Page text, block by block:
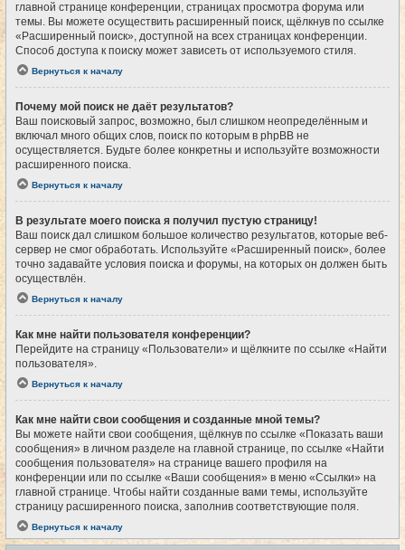
главной странице конференции, страницах просмотра форума или
темы. Вы можете осуществить расширенный поиск, щёлкнув по ссылке
«Расширенный поиск», доступной на всех страницах конференции.
Способ доступа к поиску может зависеть от используемого стиля.
Вернуться к началу
Почему мой поиск не даёт результатов?
Ваш поисковый запрос, возможно, был слишком неопределённым и
включал много общих слов, поиск по которым в phpBB не
осуществляется. Будьте более конкретны и используйте возможности
расширенного поиска.
Вернуться к началу
В результате моего поиска я получил пустую страницу!
Ваш поиск дал слишком большое количество результатов, которые веб-
сервер не смог обработать. Используйте «Расширенный поиск», более
точно задавайте условия поиска и форумы, на которых он должен быть
осуществлён.
Вернуться к началу
Как мне найти пользователя конференции?
Перейдите на страницу «Пользователи» и щёлкните по ссылке «Найти
пользователя».
Вернуться к началу
Как мне найти свои сообщения и созданные мной темы?
Вы можете найти свои сообщения, щёлкнув по ссылке «Показать ваши
сообщения» в личном разделе на главной странице, по ссылке «Найти
сообщения пользователя» на странице вашего профиля на
конференции или по ссылке «Ваши сообщения» в меню «Ссылки» на
главной странице. Чтобы найти созданные вами темы, используйте
страницу расширенного поиска, заполнив соответствующие поля.
Вернуться к началу